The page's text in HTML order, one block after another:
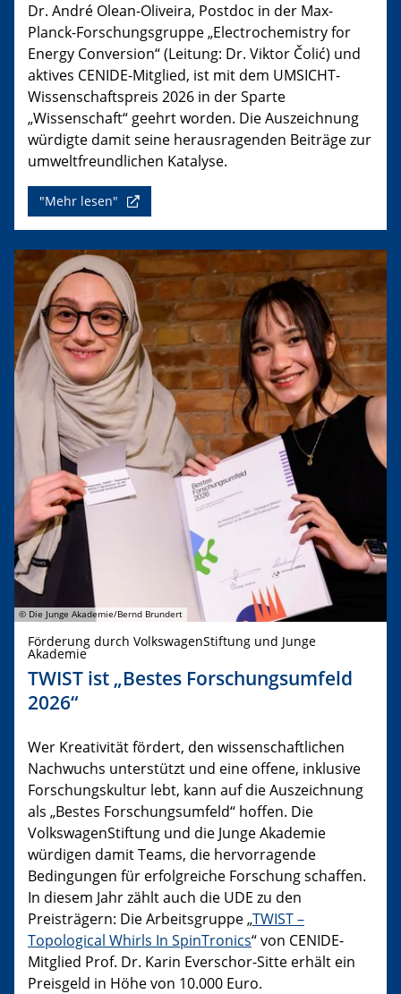
Dr. André Olean-Oliveira, Postdoc in der Max-
Planck-Forschungsgruppe „Electrochemistry for
Energy Conversion“ (Leitung: Dr. Viktor Čolić) und
aktives CENIDE-Mitglied, ist mit dem UMSICHT-
Wissenschaftspreis 2026 in der Sparte
„Wissenschaft“ geehrt worden. Die Auszeichnung
würdigte damit seine herausragenden Beiträge zur
umweltfreundlichen Katalyse.
"Mehr lesen"
© Die Junge Akademie/Bernd Brundert
Förderung durch VolkswagenStiftung und Junge
Akademie
TWIST ist „Bestes Forschungsumfeld
2026“
Wer Kreativität fördert, den wissenschaftlichen
Nachwuchs unterstützt und eine offene, inklusive
Forschungskultur lebt, kann auf die Auszeichnung
als „Bestes Forschungsumfeld“ hoffen. Die
VolkswagenStiftung und die Junge Akademie
würdigen damit Teams, die hervorragende
Bedingungen für erfolgreiche Forschung schaffen.
In diesem Jahr zählt auch die UDE zu den
Preisträgern: Die Arbeitsgruppe „TWIST –
Topological Whirls In SpinTronics“ von CENIDE-
Mitglied Prof. Dr. Karin Everschor-Sitte erhält ein
Preisgeld in Höhe von 10.000 Euro.